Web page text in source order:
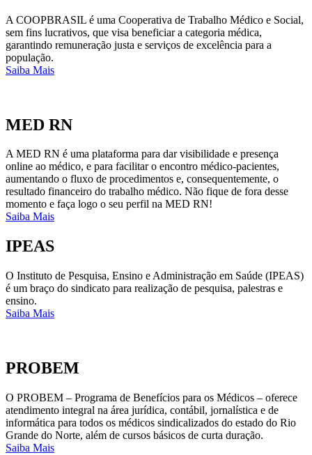
A COOPBRASIL é uma Cooperativa de Trabalho Médico e Social,
sem fins lucrativos, que visa beneficiar a categoria médica,
garantindo remuneração justa e serviços de excelência para a
população.
Saiba Mais
MED RN
A MED RN é uma plataforma para dar visibilidade e presença
online ao médico, e para facilitar o encontro médico-pacientes,
aumentando o fluxo de procedimentos e, consequentemente, o
resultado financeiro do trabalho médico. Não fique de fora desse
momento e faça logo o seu perfil na MED RN!
Saiba Mais
IPEAS
O Instituto de Pesquisa, Ensino e Administração em Saúde (IPEAS)
é um braço do sindicato para realização de pesquisa, palestras e
ensino.
Saiba Mais
PROBEM
O PROBEM – Programa de Benefícios para os Médicos – oferece
atendimento integral na área jurídica, contábil, jornalística e de
informática para todos os médicos sindicalizados do estado do Rio
Grande do Norte, além de cursos básicos de curta duração.
Saiba Mais